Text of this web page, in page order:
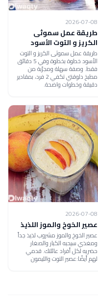
2026-07-08
طريقة عمل سموثى
الكريز و التوت الأسود
طريقة عمل سموثى الكريز و التوت
الأسود خطوة بخطوة وفي 5 دقائق
فقط. وصفة سهلة ومجرّبة من
مطبخ دلوقتي تكفي 2 فرد، بمقادير
دقيقة وخطوات واضحة.
2026-07-08
عصير الخوخ والموز اللذيذ
عصير الخوخ والموز مشروب لذيذ جداً
ومغذي سيحبه الكبار والصغار
حضريه لكل أفراد عائلتك. قدمي
لهم أيضًا:عصير التوت والليمون